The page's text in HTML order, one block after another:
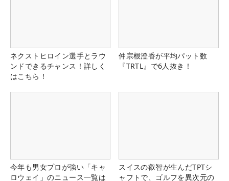
ネクストヒロイン選手とラウ
ンドできるチャンス！詳しく
はこちら！
仲宗根澄香が平均パット数
『TRTL』で6人抜き！
今年も男女プロが強い「キャ
ロウェイ」のニュース一覧は
スイスの叡智が生んだTPTシ
ャフトで、ゴルフを異次元の